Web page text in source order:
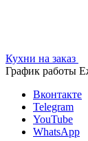
Кухни на заказ
График работы
Вконтакте
Telegram
YouTube
WhatsApp